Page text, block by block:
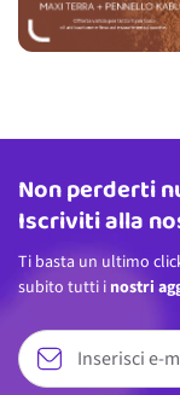
Indirizzo email
Non perderti
Iscriviti alla
Ti basta un ultimo
subito tutti i nostri